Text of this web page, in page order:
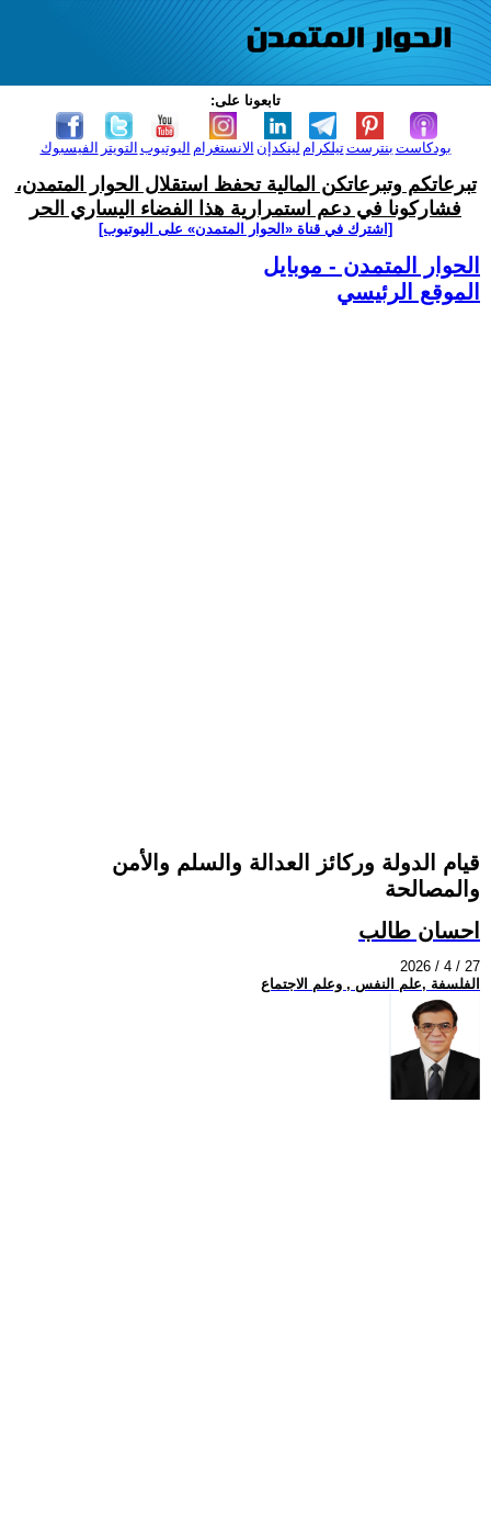
تابعونا على:
الفيسبوك التويتر اليوتيوب الانستغرام لينكدإن تيلكرامبنترست بودكاست
تبرعاتكم وتبرعاتكن المالية تحفظ استقلال الحوار المتمدن،
فشاركونا في دعم استمرارية هذا الفضاء اليساري الحر
[اشترك في قناة ‫«الحوار المتمدن» على اليوتيوب]
الحوار المتمدن - موبايل
الموقع الرئيسي
قيام الدولة وركائز العدالة والسلم والأمن
والمصالحة
احسان طالب
2026 / 4 / 27
الفلسفة ,علم النفس , وعلم الاجتماع